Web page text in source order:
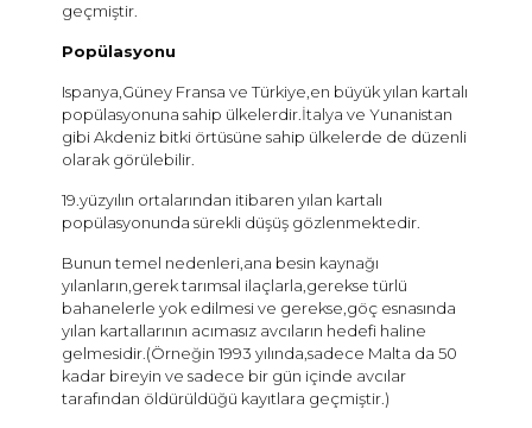
geçmiştir.
Popülasyonu
Ispanya,Güney Fransa ve Türkiye,en büyük yılan kartalı
popülasyonuna sahip ülkelerdir.İtalya ve Yunanistan
gibi Akdeniz bitki örtüsüne sahip ülkelerde de düzenli
olarak görülebilir.
19.yüzyılın ortalarından itibaren yılan kartalı
popülasyonunda sürekli düşüş gözlenmektedir.
Bunun temel nedenleri,ana besin kaynağı
yılanların,gerek tarımsal ilaçlarla,gerekse türlü
bahanelerle yok edilmesi ve gerekse,göç esnasında
yılan kartallarının acımasız avcıların hedefi haline
gelmesidir.(Örneğin 1993 yılında,sadece Malta da 50
kadar bireyin ve sadece bir gün içinde avcılar
tarafından öldürüldüğü kayıtlara geçmiştir.)